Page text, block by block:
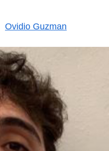
Ovidio Guzman